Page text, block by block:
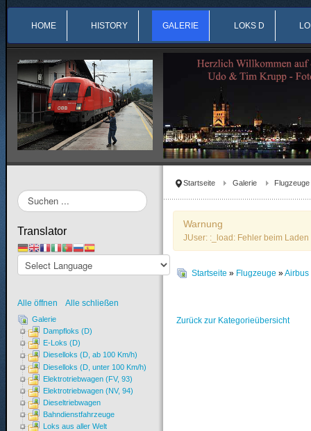
HOME HISTORY GALERIE LOKS D
Startseite Galerie Flugzeuge
Warnung
JUser: :_load: Fehler beim
Startseite » Flugzeuge »Airbus
Zurück zur Kategorieübersicht
Suchen
...
Translator
Alle öffnen Alle schließen
Galerie
Dampfloks (D)
E-Loks (D)
Dieselloks (D, ab 100 Km/h)
Dieselloks (D, unter 100 Km/h)
Elektrotriebwagen (FV, 93)
Elektrotriebwagen (NV, 94)
Dieseltriebwagen
Bahndienstfahrzeuge
Loks aus aller Welt